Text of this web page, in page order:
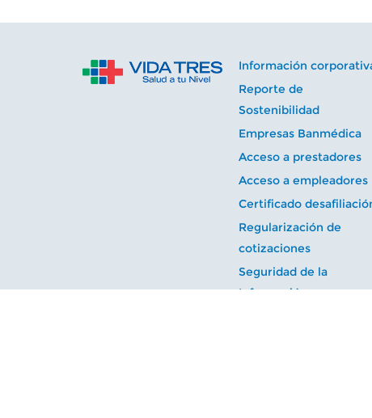
Información
Reporte de
Sostenibilidad
Empresas Banmédica
Acceso a prestadores
Acceso a empleadores
Certificado
Regularización de
cotizaciones
Seguridad de la
Información